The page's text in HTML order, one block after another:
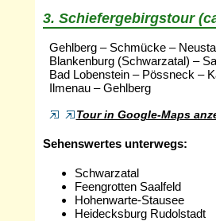
3. Schiefergebirgstour
Gehlberg – Schmücke –
Blankenburg (Schwarzatal) –
Bad Lobenstein – Pössneck –
Ilmenau – Gehlberg
Tour in Google-Maps
Sehenswertes unterwegs:
Schwarzatal
Feengrotten Saalfeld
Hohenwarte-Stausee
Heidecksburg Rudolstadt